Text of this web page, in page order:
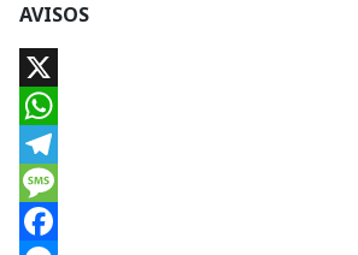
AVISOS
X
WhatsApp
Telegram
Message